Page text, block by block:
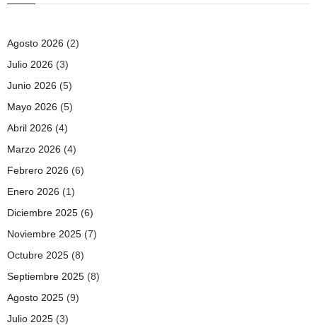
Agosto 2026 (2)
Julio 2026 (3)
Junio 2026 (5)
Mayo 2026 (5)
Abril 2026 (4)
Marzo 2026 (4)
Febrero 2026 (6)
Enero 2026 (1)
Diciembre 2025 (6)
Noviembre 2025 (7)
Octubre 2025 (8)
Septiembre 2025 (8)
Agosto 2025 (9)
Julio 2025 (3)